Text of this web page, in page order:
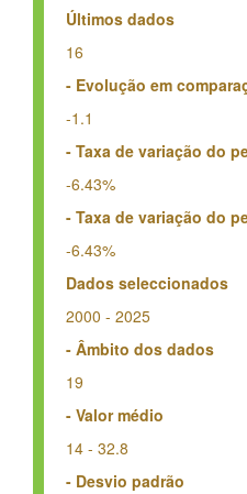
Últimos dados
16
- Evolução em
-1.1
- Taxa de variação do
-6.43%
- Taxa de variação do
-6.43%
Dados seleccionados
2000 - 2025
- Âmbito dos dados
19
- Valor médio
14 - 32.8
- Desvio padrão